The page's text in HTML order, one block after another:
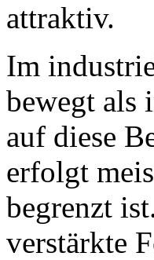
attraktiv.
Im
bewegt als
auf diese
erfolgt
begrenzt
verstärkte